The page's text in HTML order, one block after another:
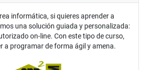
informática, si quieres aprender a
una solución guiada y personalizada:
on-line. Con este tipo de curso,
a programar de forma ágil y amena.